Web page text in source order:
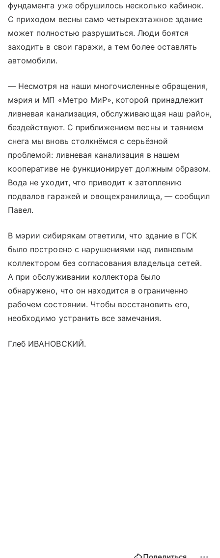
фундамента уже обрушилось несколько кабинок.
С приходом весны само четырехэтажное здание
может полностью разрушиться. Люди боятся
заходить в свои гаражи, а тем более оставлять
автомобили.
— Несмотря на наши многочисленные обращения,
мэрия и МП «Метро МиР», которой принадлежит
ливневая канализация, обслуживающая наш район,
бездействуют. С приближением весны и таянием
снега мы вновь столкнёмся с серьёзной
проблемой: ливневая канализация в нашем
кооперативе не функционирует должным образом.
Вода не уходит, что приводит к затоплению
подвалов гаражей и овощехранилища, — сообщил
Павел.
В мэрии сибирякам ответили, что здание в ГСК
было построено с нарушениями над ливневым
коллектором без согласования владельца сетей.
А при обслуживании коллектора было
обнаружено, что он находится в ограниченно
рабочем состоянии. Чтобы восстановить его,
необходимо устранить все замечания.
Глеб ИВАНОВСКИЙ.